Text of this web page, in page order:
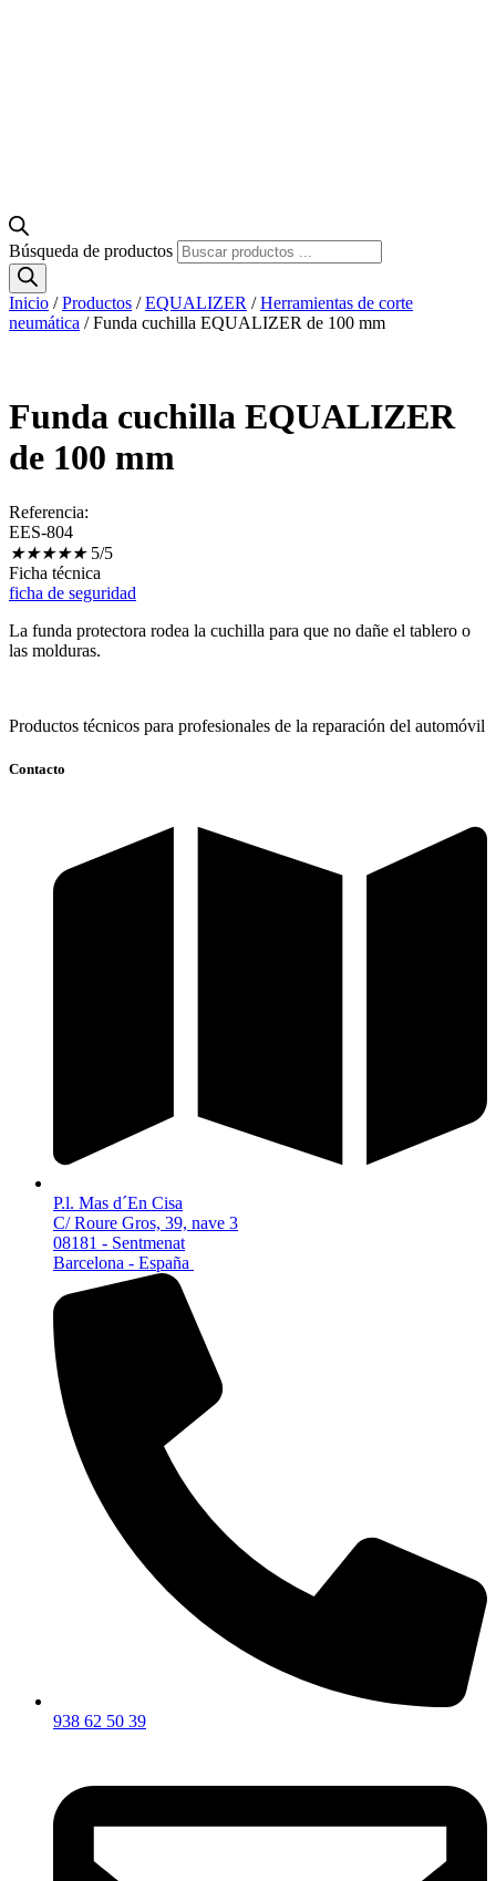
Búsqueda de productos
Inicio /Productos /EQUALIZER /Herramientas de corte
neumática / Funda cuchilla EQUALIZER de 100 mm
Funda cuchilla EQUALIZER
de 100 mm
Referencia:
EES-804
★★★★★ 5/5
Ficha técnica
ficha de seguridad
La funda protectora rodea la cuchilla para que no dañe el tablero o
las molduras.
Productos técnicos para profesionales de la reparación del automóvil
Contacto
P.l. Mas d´En Cisa
C/ Roure Gros, 39, nave 3
08181 - Sentmenat
Barcelona - España
938 62 50 39